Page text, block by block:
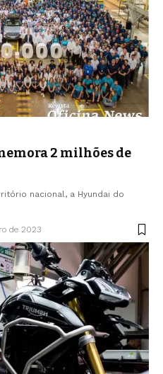
2 milhões de
nacional, a Hyundai do
de 2023